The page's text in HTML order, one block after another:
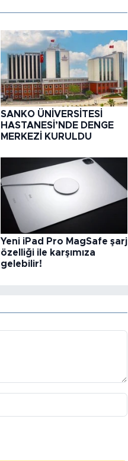
SANKO ÜNİVERSİTESİ
HASTANESİ’NDE DENGE
MERKEZİ KURULDU
Yeni iPad Pro MagSafe şarj
özelliği ile karşımıza
gelebilir!